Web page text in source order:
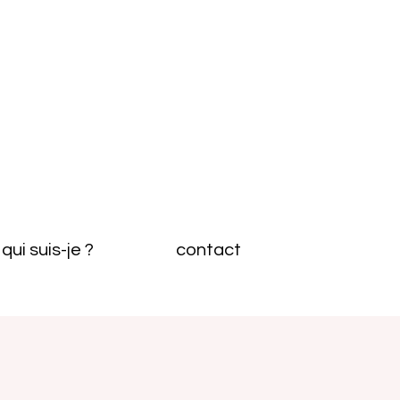
qui suis-je ? contact